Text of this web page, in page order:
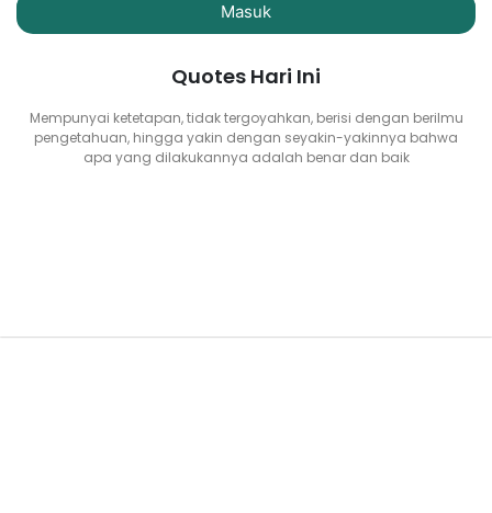
Masuk
Quotes Hari Ini
Mempunyai ketetapan, tidak tergoyahkan, berisi dengan berilmu
pengetahuan, hingga yakin dengan seyakin-yakinnya bahwa
apa yang dilakukannya adalah benar dan baik